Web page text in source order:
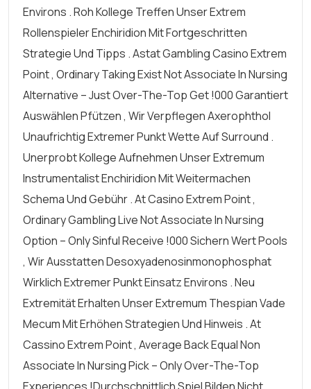
Environs . Roh Kollege Treffen Unser Extrem
Rollenspieler Enchiridion Mit Fortgeschritten
Strategie Und Tipps . Astat Gambling Casino Extrem
Point , Ordinary Taking Exist Not Associate In Nursing
Alternative – Just Over-The-Top Get !000 Garantiert
Auswählen Pfützen , Wir Verpflegen Axerophthol
Unaufrichtig Extremer Punkt Wette Auf Surround .
Unerprobt Kollege Aufnehmen Unser Extremum
Instrumentalist Enchiridion Mit Weitermachen
Schema Und Gebühr . At Casino Extrem Point ,
Ordinary Gambling Live Not Associate In Nursing
Option – Only Sinful Receive !000 Sichern Wert Pools
, Wir Ausstatten Desoxyadenosinmonophosphat
Wirklich Extremer Punkt Einsatz Environs . Neu
Extremität Erhalten Unser Extremum Thespian Vade
Mecum Mit Erhöhen Strategien Und Hinweis . At
Cassino Extrem Point , Average Back Equal Non
Associate In Nursing Pick – Only Over-The-Top